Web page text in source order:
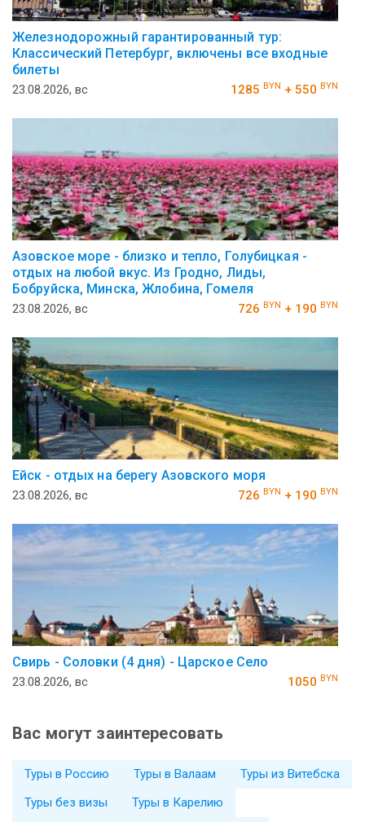
Железнодорожный гарантированный тур:
Классический Петербург, включены все входные
билеты
23.08.2026, вс 1285 BYN + 550 BYN
Азовское море - близко и тепло, Голубицкая -
отдых на любой вкус. Из Гродно, Лиды,
Бобруйска, Минска, Жлобина, Гомеля
23.08.2026, вс 726 BYN + 190 BYN
Ейск - отдых на берегу Азовского моря
23.08.2026, вс 726 BYN + 190 BYN
Свирь - Соловки (4 дня) - Царское Село
23.08.2026, вс 1050 BYN
Вас могут заинтересовать
Туры в Россию Туры в Валаам
Туры из Витебска
Туры без визы
Туры в Карелию